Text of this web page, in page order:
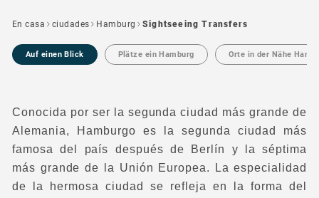
En casa ciudades Hamburg Sightseeing Transfers
Auf einen Blick Plätze ein Hamburg Orte in der Nähe
Conocida por ser la segunda ciudad más grande de
Alemania, Hamburgo es la segunda ciudad más
famosa del país después de Berlín y la séptima
más grande de la Unión Europea. La especialidad
de la hermosa ciudad se refleja en la forma del